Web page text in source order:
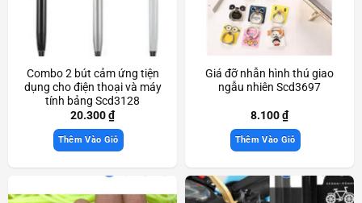
Combo 2 bút cảm ứng tiện
dụng cho điện thoại và máy
tính bảng Scd3128
20.300₫
Thêm Vào Giỏ
Giá đỡ nhẫn hình thú giao
ngẫu nhiên Scd3697
8.100₫
Thêm Vào Giỏ